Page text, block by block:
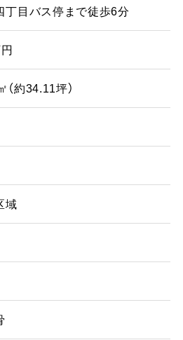
丁目バス停まで徒歩6分
約34.11坪）
域